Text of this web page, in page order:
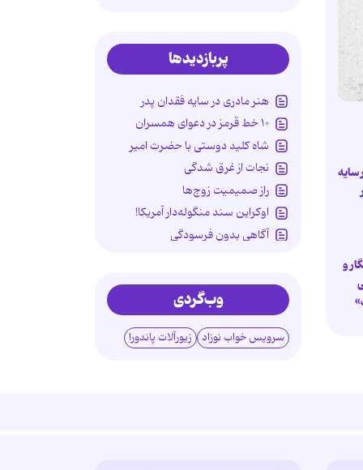
سایه
و
پربازدیدها
هنر مادری در سایه‌ فقدان پدر
۱۰ خط قرمز در دعوای همسران
شاه کلید دوستی با حضرت امیر
نجات از غرق شدگی
راز صمیمیت زوج‌ها
اوکراین سند منگوله‌دار آمریکا!
آگاهی بدون فرسودگی
استقلال سالمندان را جدی بگیریم!
وب‌گردی
سرویس خواب نوزاد زیورآلات پاندورا